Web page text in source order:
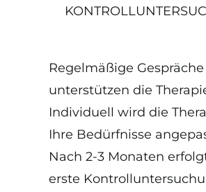
Regelmäßige Gespräche
unterstützen die
Individuell wird die
Ihre Bedürfnisse
Nach 2-3 Monaten
erste